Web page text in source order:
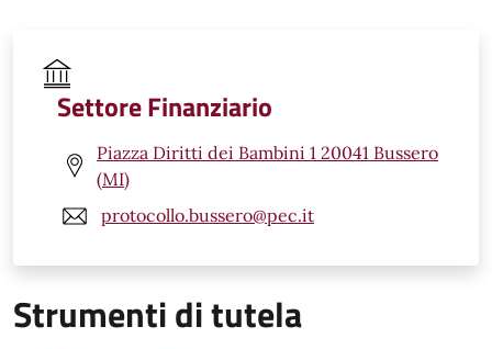
Settore Finanziario
Piazza Diritti dei Bambini 1 20041 Bussero
(MI)
protocollo.bussero@pec.it
Strumenti di tutela